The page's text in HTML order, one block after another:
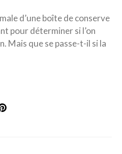
d’une boîte de conserve
pour déterminer si l’on
Mais que se passe-t-il si la